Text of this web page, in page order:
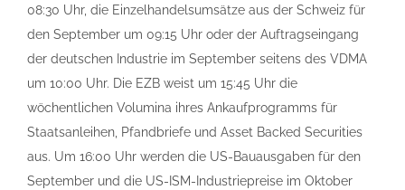
08:30 Uhr, die Einzelhandelsumsätze aus der Schweiz für
den September um 09:15 Uhr oder der Auftragseingang
der deutschen Industrie im September seitens des VDMA
um 10:00 Uhr. Die EZB weist um 15:45 Uhr die
wöchentlichen Volumina ihres Ankaufprogramms für
Staatsanleihen, Pfandbriefe und Asset Backed Securities
aus. Um 16:00 Uhr werden die US-Bauausgaben für den
September und die US-ISM-Industriepreise im Oktober